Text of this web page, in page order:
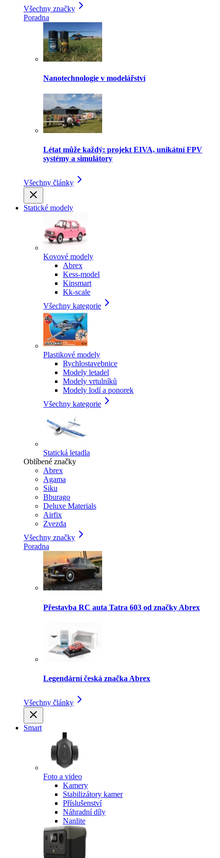
Všechny značky
Poradna
Nanotechnologie v modelářství
Létat může každý: projekt EIVA, unikátní FPV
systémy a simulátory
Všechny články
Statické modely
Kovové modely
Abrex
Kess-model
Kinsmart
Kk-scale
Všechny kategorie
Plastikové modely
Rychlostavebnice
Modely letadel
Modely vrtulníků
Modely lodí a ponorek
Všechny kategorie
Statická letadla
Oblíbené značky
Abrex
Agama
Siku
Bburago
Deluxe Materials
Airfix
Zvezda
Všechny značky
Poradna
Přestavba RC auta Tatra 603 od značky Abrex
Legendární česká značka Abrex
Všechny články
Smart
Foto a video
Kamery
Stabilizátory kamer
Příslušenství
Náhradní díly
Nanlite